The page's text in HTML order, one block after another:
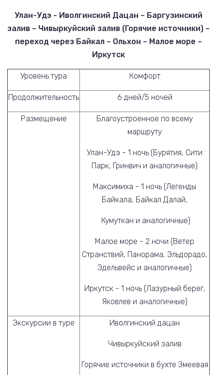
Улан-Удэ - Иволгинский Дацан – Баргузинский
залив – Чивыркуйский залив (Горячие источники) –
переход через Байкал – Ольхон – Малое море –
Иркутск
Уровень тура Комфорт
Продолжительность 6 дней/5 ночей
Размещение
Благоустроенное по всему
маршруту
Улан-Удэ - 1 ночь (Бурятия, Сити
Парк, Гринвич и аналогичные)
Максимиха - 1 ночь (Легенды
Байкала, Байкал Далай,
Кумуткан и аналогичные)
Малое море - 2 ночи (Ветер
Странствий, Панорама, Эльдорадо,
Эдельвейс и аналогичные)
Иркутск - 1 ночь (Лазурный берег,
Яковлев и аналогичные)
Экскурсии в туре Иволгинский дацан
Чивыркуйский залив
Горячие источники в бухте Змеевая